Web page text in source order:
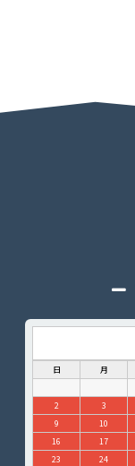
日 月
2
3
9
10
16
17
23
24